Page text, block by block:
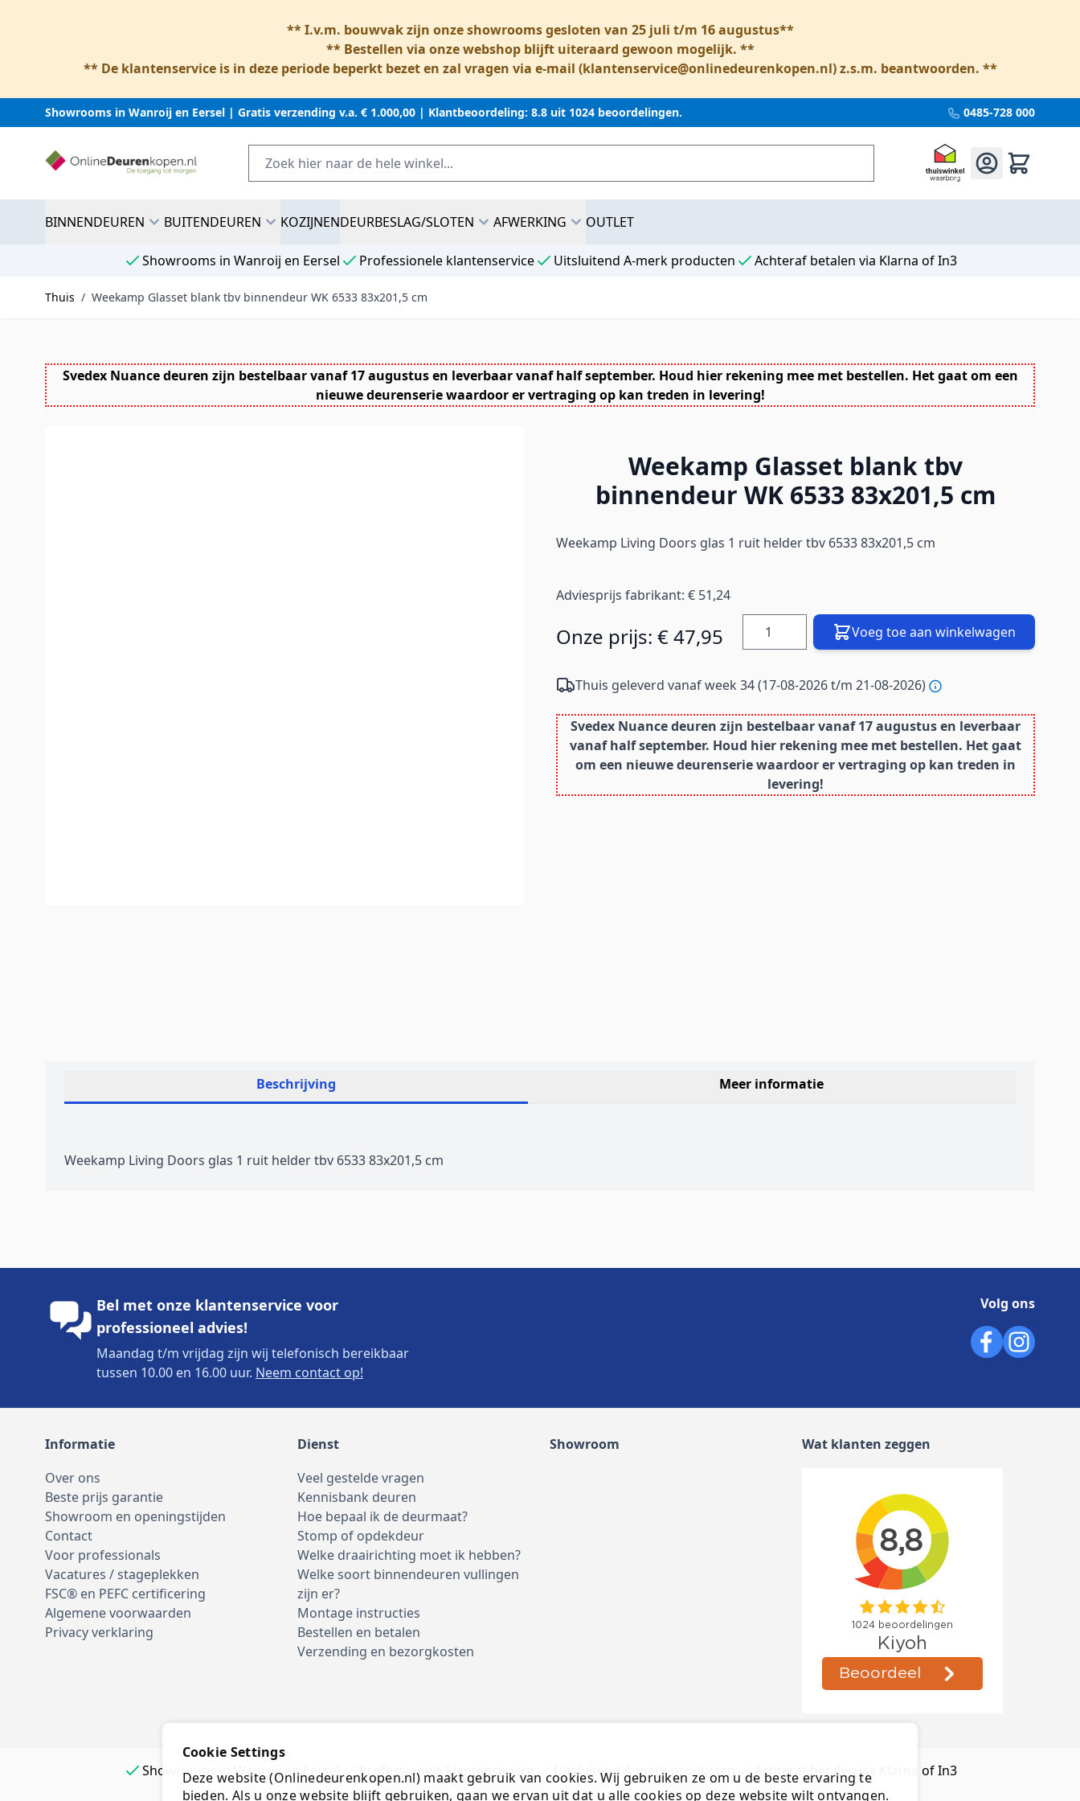
** I.v.m. bouwvak zijn onze showrooms gesloten van 25 juli t/m 16 augustus**
** Bestellen via onze webshop blijft uiteraard gewoon mogelijk. **
** De klantenservice is in deze periode beperkt bezet en zal vragen via e-mail (klantenservice@onlinedeurenkopen.nl) z.s.m. beantwoorden. **
Showrooms in Wanroij en Eersel | Gratis verzending v.a. € 1.000,00 | Klantbeoordeling: 8.8 uit 1024 beoordelingen. 0485-728 000
BINNENDEUREN BUITENDEUREN KOZIJNENDEURBESLAG/SLOTEN AFWERKING OUTLET
Showrooms in Wanroij en Eersel Professionele klantenservice Uitsluitend A-merk producten Achteraf betalen via Klarna of In3
Thuis / Weekamp Glasset blank tbv binnendeur WK 6533 83x201,5 cm
Svedex Nuance deuren zijn bestelbaar vanaf 17 augustus en leverbaar vanaf half september. Houd hier rekening mee met bestellen. Het gaat om een
nieuwe deurenserie waardoor er vertraging op kan treden in levering!
Weekamp Glasset blank tbv
binnendeur WK 6533 83x201,5 cm
Weekamp Living Doors glas 1 ruit helder tbv 6533 83x201,5 cm
Adviesprijs fabrikant: € 51,24
Onze prijs: € 47,95 Hoeveelheid Voeg toe aan winkelwagen
Thuis geleverd vanaf week 34 (17-08-2026 t/m 21-08-2026)
Svedex Nuance deuren zijn bestelbaar vanaf 17 augustus en leverbaar
vanaf half september. Houd hier rekening mee met bestellen. Het gaat
om een nieuwe deurenserie waardoor er vertraging op kan treden in
levering!
Beschrijving Meer informatie
Weekamp Living Doors glas 1 ruit helder tbv 6533 83x201,5 cm
Bel met onze klantenservice voor
professioneel advies!
Maandag t/m vrijdag zijn wij telefonisch bereikbaar
tussen 10.00 en 16.00 uur. Neem contact op!
Volg ons
Informatie
Over ons
Beste prijs garantie
Showroom en openingstijden
Contact
Voor professionals
Vacatures / stageplekken
FSC® en PEFC certificering
Algemene voorwaarden
Privacy verklaring
Dienst
Veel gestelde vragen
Kennisbank deuren
Hoe bepaal ik de deurmaat?
Stomp of opdekdeur
Welke draairichting moet ik hebben?
Welke soort binnendeuren vullingen
zijn er?
Montage instructies
Bestellen en betalen
Verzending en bezorgkosten
Showroom Wat klanten zeggen
Showrooms in Wanroij en Eersel Professionele klantenservice Uitsluitend A-merk producten Achteraf betalen via Klarna of In3
Cookie Settings
Deze website (Onlinedeurenkopen.nl) maakt gebruik van cookies. Wij gebruiken ze om u de beste ervaring te
bieden. Als u onze website blijft gebruiken, gaan we ervan uit dat u alle cookies op deze website wilt ontvangen.